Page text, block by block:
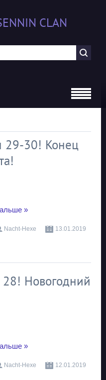
CLAN
29-30! Конец
»
Nacht-Hexe
13.01.2019
28! Новогодний
»
Nacht-Hexe
12.01.2019